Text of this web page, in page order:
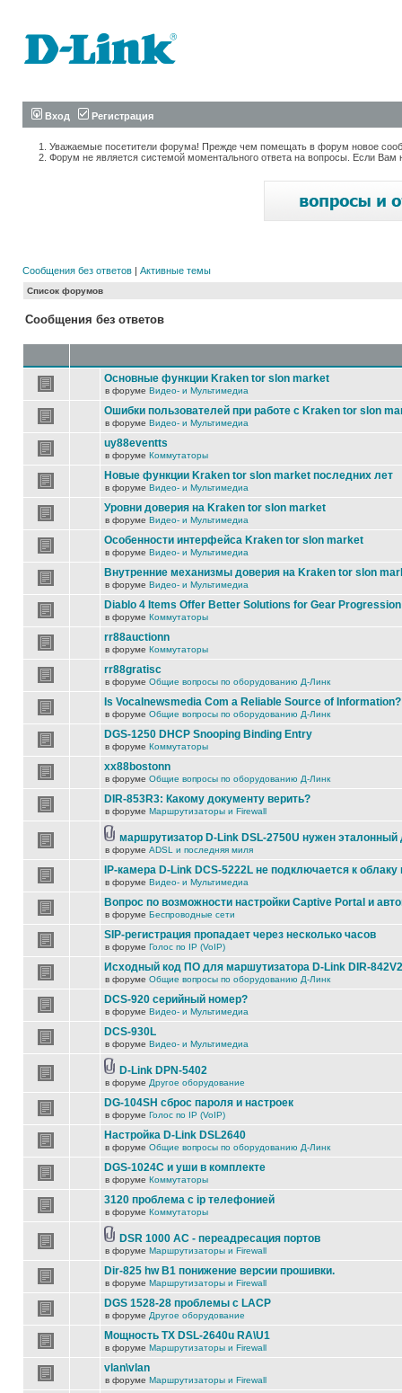
Вход Регистрация
Уважаемые посетители форума! Прежде чем помещать в форум новое
Форум не является системой моментального ответа на вопросы. Если
Сообщения без ответов | Активные темы
Список форумов
Сообщения без ответов
Основные функции Kraken tor slon market
в форуме Видео- и Мультимедиа
Ошибки пользователей при работе с Kraken tor slon
в форуме Видео- и Мультимедиа
uy88eventts
в форуме Коммутаторы
Новые функции Kraken tor slon market последних лет
в форуме Видео- и Мультимедиа
Уровни доверия на Kraken tor slon market
в форуме Видео- и Мультимедиа
Особенности интерфейса Kraken tor slon market
в форуме Видео- и Мультимедиа
Внутренние механизмы доверия на Kraken tor slon
в форуме Видео- и Мультимедиа
Diablo 4 Items Offer Better Solutions for Gear Progression
в форуме Коммутаторы
rr88auctionn
в форуме Коммутаторы
rr88gratisc
в форуме Общие вопросы по оборудованию Д-Линк
Is Vocalnewsmedia Com a Reliable Source of Information?
в форуме Общие вопросы по оборудованию Д-Линк
DGS-1250 DHCP Snooping Binding Entry
в форуме Коммутаторы
xx88bostonn
в форуме Общие вопросы по оборудованию Д-Линк
DIR-853R3: Какому документу верить?
в форуме Маршрутизаторы и Firewall
маршрутизатор D-Link DSL-2750U нужен эталонный
в форуме ADSL и последняя миля
IP-камера D-Link DCS-5222L не подключается к
в форуме Видео- и Мультимедиа
Вопрос по возможности настройки Captive Portal и
в форуме Беспроводные сети
SIP-регистрация пропадает через несколько часов
в форуме Голос по IP (VoIP)
Исходный код ПО для маршутизатора D-Link DIR-842V2
в форуме Общие вопросы по оборудованию Д-Линк
DCS-920 серийный номер?
в форуме Видео- и Мультимедиа
DCS-930L
в форуме Видео- и Мультимедиа
D-Link DPN-5402
в форуме Другое оборудование
DG-104SH сброс пароля и настроек
в форуме Голос по IP (VoIP)
Настройка D-Link DSL2640
в форуме Общие вопросы по оборудованию Д-Линк
DGS-1024C и уши в комплекте
в форуме Коммутаторы
3120 проблема с ip телефонией
в форуме Коммутаторы
DSR 1000 AC - переадресация портов
в форуме Маршрутизаторы и Firewall
Dir-825 hw B1 понижение версии прошивки.
в форуме Маршрутизаторы и Firewall
DGS 1528-28 проблемы с LACP
в форуме Другое оборудование
Мощность TX DSL-2640u RA\U1
в форуме Маршрутизаторы и Firewall
vlan\vlan
в форуме Маршрутизаторы и Firewall